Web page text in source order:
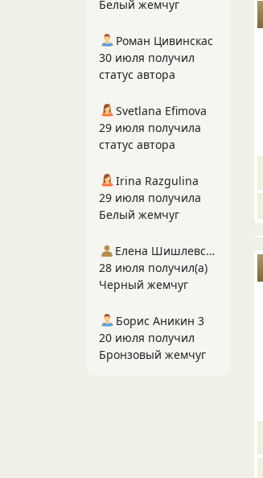
Белый жемчуг
Роман Цивинскас
30 июля получил
статус автора
Svetlana Efimova
29 июля получила
статус автора
Irina Razgulina
29 июля получила
Белый жемчуг
Елена Шишлевская
28 июля получил(а)
Черный жемчуг
Борис Аникин 3
20 июля получил
Бронзовый жемчуг